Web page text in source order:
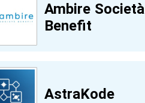
Ambire Società
Benefit
AstraKode